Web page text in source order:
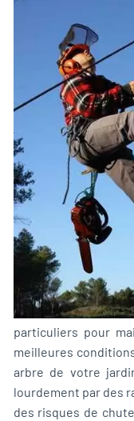
particuliers pour
meilleures
arbre de votre
lourdement par des
des risques de